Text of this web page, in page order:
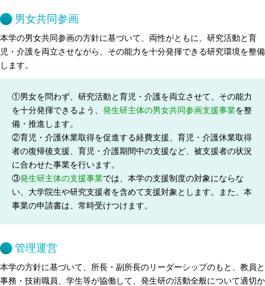
男女共同参画
本学の男女共同参画の方針に基づいて、両性がともに、研究活動と育
児・介護を両立させながら、その能力を十分発揮できる研究環境を整備
します。
①男女を問わず、研究活動と育児・介護を両立させて、その能力
を十分発揮できるよう、 発生研主体の男女共同参画支援事業を整
備・推進します。
②育児・介護休業取得を促進する経費支援、育児・介護休業取得
者の復帰後支援、育児・介護期間中の支援など、被支援者の状況
に合わせた事業を行います。
③発生研主体の支援事業では、本学の支援制度の対象にならな
い、大学院生や研究支援者を含めて支援対象とします。また、本
事業の申請書は、常時受けつけます。
管理運営
本学の方針に基づいて、所長・副所長のリーダーシップのもと、教員と
事務・技術職員、学生等が協働して、発生研の活動全般について適切か